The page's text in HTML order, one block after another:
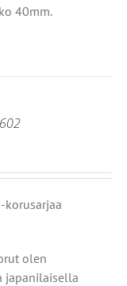
40mm.
korusarjaa
olen
japanilaisella